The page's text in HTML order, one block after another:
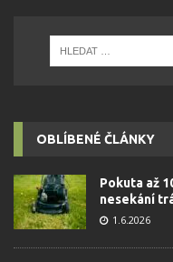
OBLÍBENÉ ČLÁNKY
Pokuta až
nesekání
1.6.2026